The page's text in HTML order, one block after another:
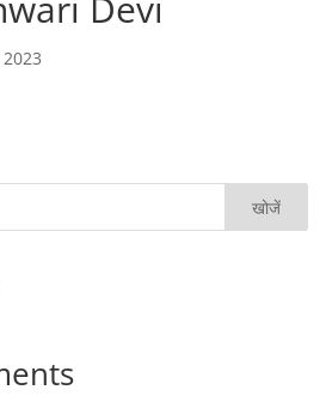
खोजें